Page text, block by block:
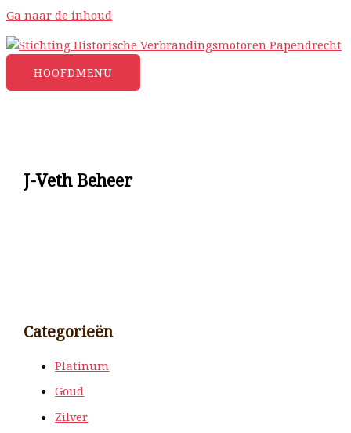
Ga naar de inhoud
HOOFDMENU
Categorieën
Platinum
Goud
Zilver
J-Veth Beheer